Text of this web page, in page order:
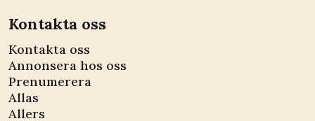
Kontakta oss
Kontakta oss
Annonsera hos oss
Prenumerera
Allas
Allers